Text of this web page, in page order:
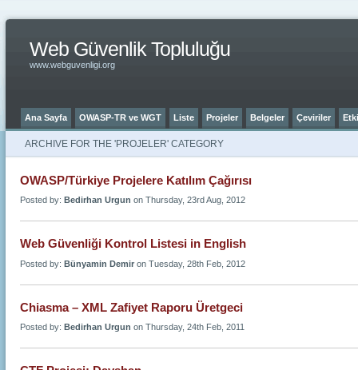
Web Güvenlik Topluluğu
www.webguvenligi.org
Ana Sayfa OWASP-TR ve WGT Liste Projeler Belgeler Çeviriler
ARCHIVE FOR THE 'PROJELER' CATEGORY
OWASP/Türkiye Projelere Katılım Çağırısı
Posted by: Bedirhan Urgun on Thursday, 23rd Aug, 2012
Web Güvenliği Kontrol Listesi in English
Posted by: Bünyamin Demir on Tuesday, 28th Feb, 2012
Chiasma – XML Zafiyet Raporu Üretgeci
Posted by: Bedirhan Urgun on Thursday, 24th Feb, 2011